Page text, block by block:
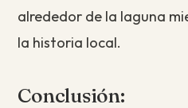
alrededor de la laguna
la historia local.
Conclusión: